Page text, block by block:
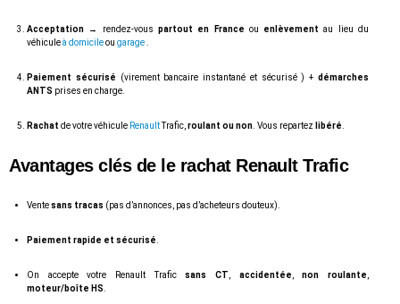
Acceptation → rendez-vous partout en France ou enlèvement au lieu du
véhiculeà domicileou garage
Paiement sécurisé (virement bancaire instantané et sécurisé ) +démarches
ANTS prises en charge.
Rachat de votre véhicule RenaultTrafic, roulant ou non . Vous repartez libéré
Avantages clés de le rachat Renault Trafic
Ventesans tracas (pas d’annonces, pas d’acheteurs douteux).
Paiement rapide et sécurisé
On accepte votre Renault Traficsans CT accidentée ,non roulante
moteur/boîte HS